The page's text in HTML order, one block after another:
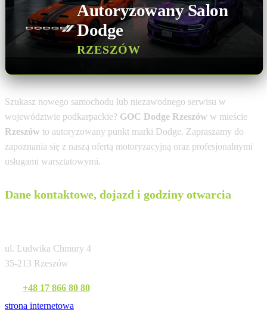
Autoryzowany Salon
Dodge
RZESZÓW
Szukasz nowego samochodu lub niezawodnego serwisu w
województwie podkarpackie? GOC Dodge Rzeszów w mieście
Rzeszów to autoryzowany punkt marki Dodge. Zapraszamy do
zapoznania się z naszą ofertą motoryzacyjną oraz profesjonalnymi
usługami warsztatowymi.
Dane kontaktowe, dojazd i godziny otwarcia
ul. Ludwika Chmury 4
35-213 Rzeszów
+48 17 866 80 80
strona internetowa